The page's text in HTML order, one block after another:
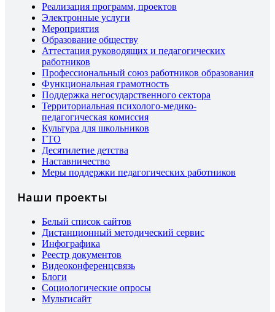
Реализация программ, проектов
Электронные услуги
Мероприятия
Образование обществу
Аттестация руководящих и педагогических
работников
Профессиональный союз работников образования
Функциональная грамотность
Поддержка негосударственного сектора
Территориальная психолого-медико-
педагогическая комиссия
Культура для школьников
ГТО
Десятилетие детства
Наставничество
Меры поддержки педагогических работников
Наши проекты
Белый список сайтов
Дистанционный методический сервис
Инфографика
Реестр документов
Видеоконференцсвязь
Блоги
Социологические опросы
Мультисайт